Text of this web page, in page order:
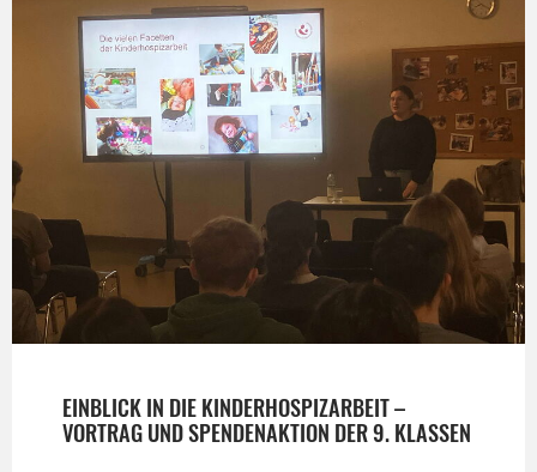
EINBLICK IN DIE KINDERHOSPIZARBEIT –
VORTRAG UND SPENDENAKTION DER 9. KLASSEN